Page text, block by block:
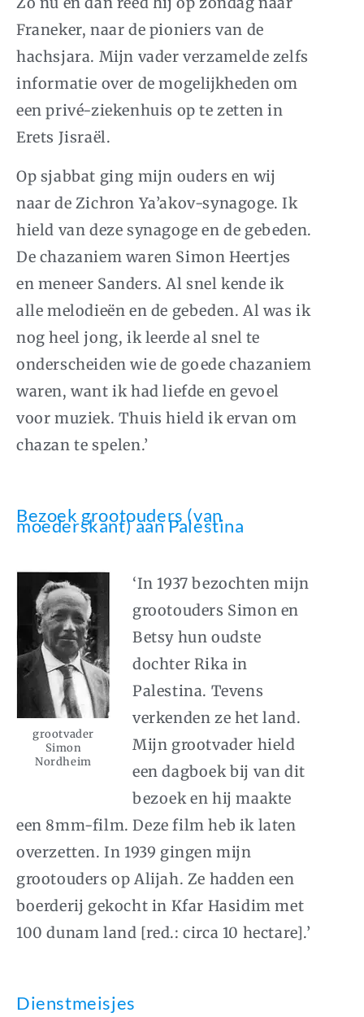
Franeker, naar de pioniers van de
hachsjara. Mijn vader verzamelde zelfs
informatie over de mogelijkheden om
een privé-ziekenhuis op te zetten in
Erets Jisraël.
Op sjabbat ging mijn ouders en wij
naar de Zichron Ya’akov-synagoge. Ik
hield van deze synagoge en de gebeden.
De chazaniem waren Simon Heertjes
en meneer Sanders. Al snel kende ik
alle melodieën en de gebeden. Al was ik
nog heel jong, ik leerde al snel te
onderscheiden wie de goede chazaniem
waren, want ik had liefde en gevoel
voor muziek. Thuis hield ik ervan om
chazan te spelen.’
Bezoek grootouders (van
moederskant) aan Palestina
grootvader
Simon
Nordheim
‘In 1937 bezochten mijn
grootouders Simon en
Betsy hun oudste
dochter Rika in
Palestina. Tevens
verkenden ze het land.
Mijn grootvader hield
een dagboek bij van dit
bezoek en hij maakte
een 8mm-film. Deze film heb ik laten
overzetten. In 1939 gingen mijn
grootouders op Alijah. Ze hadden een
boerderij gekocht in Kfar Hasidim met
100 dunam land [red.: circa 10 hectare].’
Dienstmeisjes